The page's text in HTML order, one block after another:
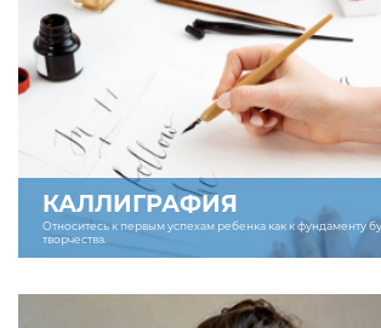
КАЛЛИГРАФИЯ
Относитесь к первым успехам ребенка как к фундаменту
творчества.